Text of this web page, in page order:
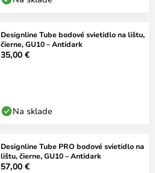
Designline Tube bodové svietidlo na lištu,
čierne, GU10 – Antidark
35,00 €
Na sklade
Designline Tube PRO bodové svietidlo na
lištu, čierne, GU10 – Antidark
57,00 €